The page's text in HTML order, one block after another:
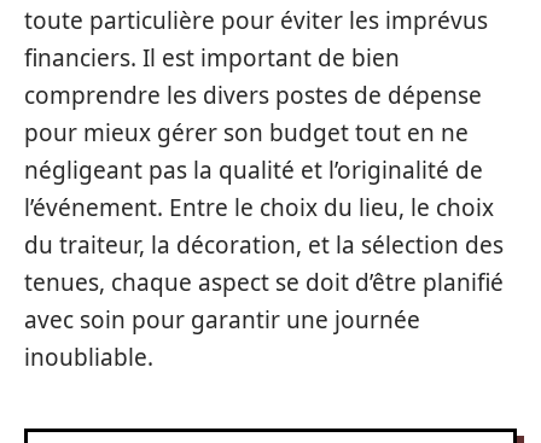
toute particulière pour éviter les imprévus
financiers. Il est important de bien
comprendre les divers postes de dépense
pour mieux gérer son budget tout en ne
négligeant pas la qualité et l’originalité de
l’événement. Entre le choix du lieu, le choix
du traiteur, la décoration, et la sélection des
tenues, chaque aspect se doit d’être planifié
avec soin pour garantir une journée
inoubliable.